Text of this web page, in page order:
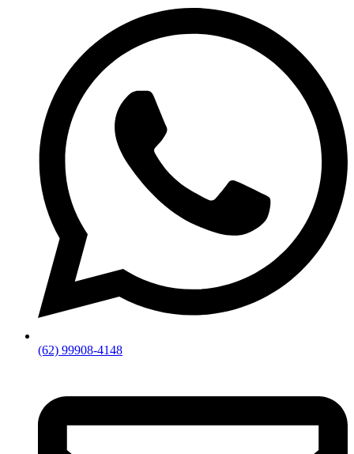
(62) 99908-4148